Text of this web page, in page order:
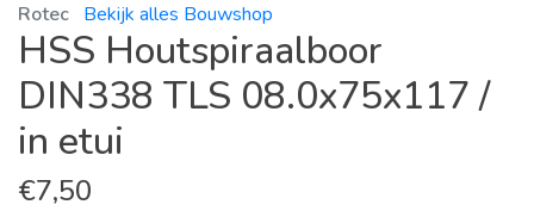
Rotec Bekijk alles Bouwshop
HSS Houtspiraalboor
DIN338 TLS 08.0x75x117 /
in etui
€7,50